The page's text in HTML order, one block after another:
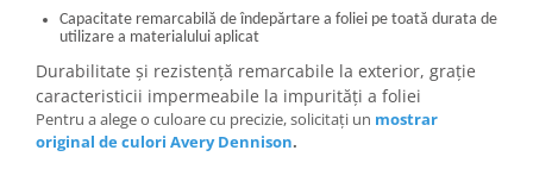
Capacitate remarcabilă de îndepărtare a foliei pe toată durata de
utilizare a materialului aplicat
Durabilitate și rezistență remarcabile la exterior, grație
caracteristicii impermeabile la impurități a foliei
Pentru a alege o culoare cu precizie, solicitați un mostrar
original de culori Avery Dennison.